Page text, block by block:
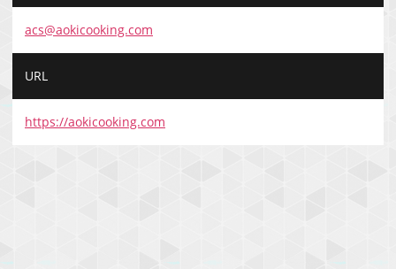
acs@aokicooking.com
URL
https://aokicooking.com